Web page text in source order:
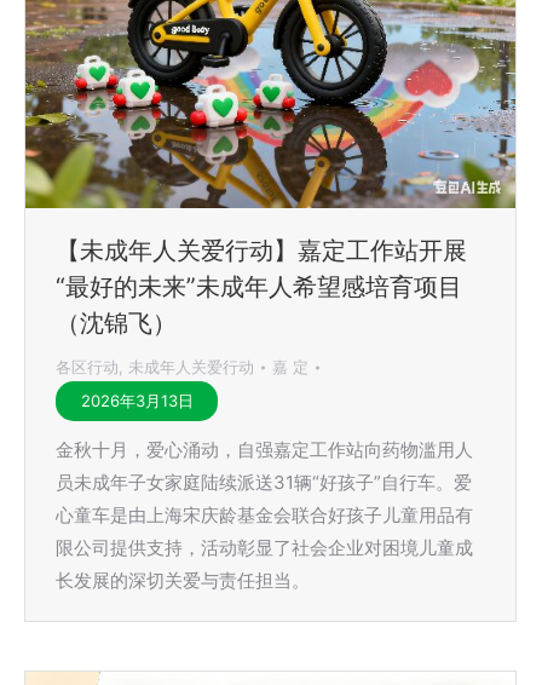
【未成年人关爱行动】嘉定工作站开展
“最好的未来”未成年人希望感培育项目
（沈锦飞）
各区行动 未成年人关爱行动
嘉 定
2026年3月13日
金秋十月，爱心涌动，自强嘉定工作站向药物滥用人
员未成年子女家庭陆续派送31辆“好孩子”自行车。爱
心童车是由上海宋庆龄基金会联合好孩子儿童用品有
限公司提供支持，活动彰显了社会企业对困境儿童成
长发展的深切关爱与责任担当。